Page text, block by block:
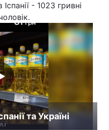
- 1023 гривні
та Україні